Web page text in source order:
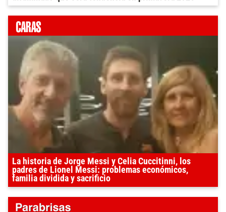
La historia de Jorge Messi y Celia Cuccitinni, los
padres de Lionel Messi: problemas económicos,
familia dividida y sacrificio